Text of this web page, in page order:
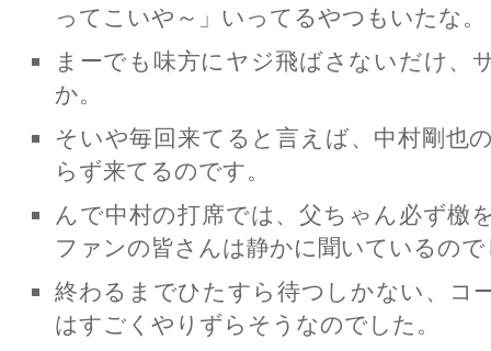
ってこいや～」いってるやつもいたな。
まーでも味方にヤジ飛ばさないだけ、
か。
そいや毎回来てると言えば、中村剛也
らず来てるのです。
んで中村の打席では、父ちゃん必ず檄
ファンの皆さんは静かに聞いているの
終わるまでひたすら待つしかない、コ
はすごくやりずらそうなのでした。